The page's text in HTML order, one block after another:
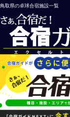
鳥取県の卓球合宿施設一覧